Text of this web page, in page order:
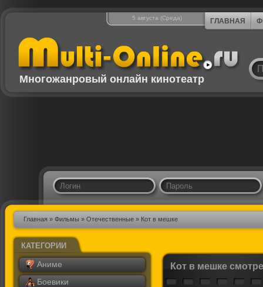
5 августа (Среда) ГЛАВНАЯ
Многожанровый онлайн кинотеатр
Главная » Фильмы » Отечественные » Кот в мешке
КАТЕГОРИИ
Аниме
Боевики
Кот в мешке